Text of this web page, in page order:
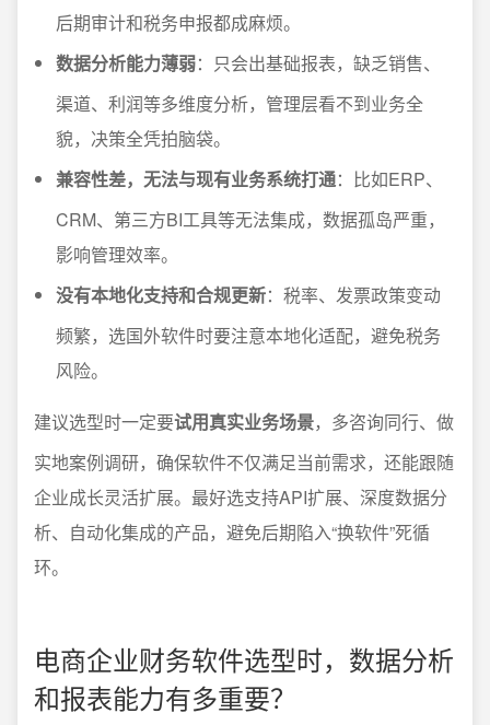
后期审计和税务申报都成麻烦。
数据分析能力薄弱：只会出基础报表，缺乏销售、
渠道、利润等多维度分析，管理层看不到业务全
貌，决策全凭拍脑袋。
兼容性差，无法与现有业务系统打通：比如ERP、
CRM、第三方BI工具等无法集成，数据孤岛严重，
影响管理效率。
没有本地化支持和合规更新：税率、发票政策变动
频繁，选国外软件时要注意本地化适配，避免税务
风险。
建议选型时一定要试用真实业务场景，多咨询同行、做
实地案例调研，确保软件不仅满足当前需求，还能跟随
企业成长灵活扩展。最好选支持API扩展、深度数据分
析、自动化集成的产品，避免后期陷入“换软件”死循
环。
电商企业财务软件选型时，数据分析
和报表能力有多重要？